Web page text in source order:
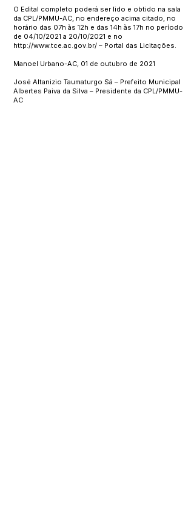
O Edital completo poderá ser lido e obtido na sala
da CPL/PMMU-AC, no endereço acima citado, no
horário das 07h às 12h e das 14h às 17h no período
de 04/10/2021 a 20/10/2021 e no
http://www.tce.ac.gov.br/ – Portal das Licitações.
Manoel Urbano-AC, 01 de outubro de 2021
José Altanizio Taumaturgo Sá – Prefeito Municipal
Albertes Paiva da Silva – Presidente da CPL/PMMU-
AC